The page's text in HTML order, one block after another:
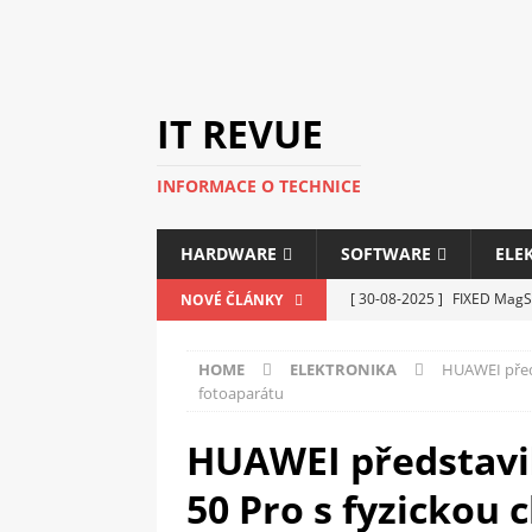
IT REVUE
INFORMACE O TECHNICE
HARDWARE SOFTWARE
NOVÉ ČLÁNKY [ 30-08-2025 ] FIXED
[ 14-05-2025 ] Genius na
[ 12-05-2025 ] Nová řada
C5100 a 6100
PERIFERIE
HOME ELEKTRONIKA
HUAWEI
fotoaparátu
HUAWEI
50 Pro s fyzickou